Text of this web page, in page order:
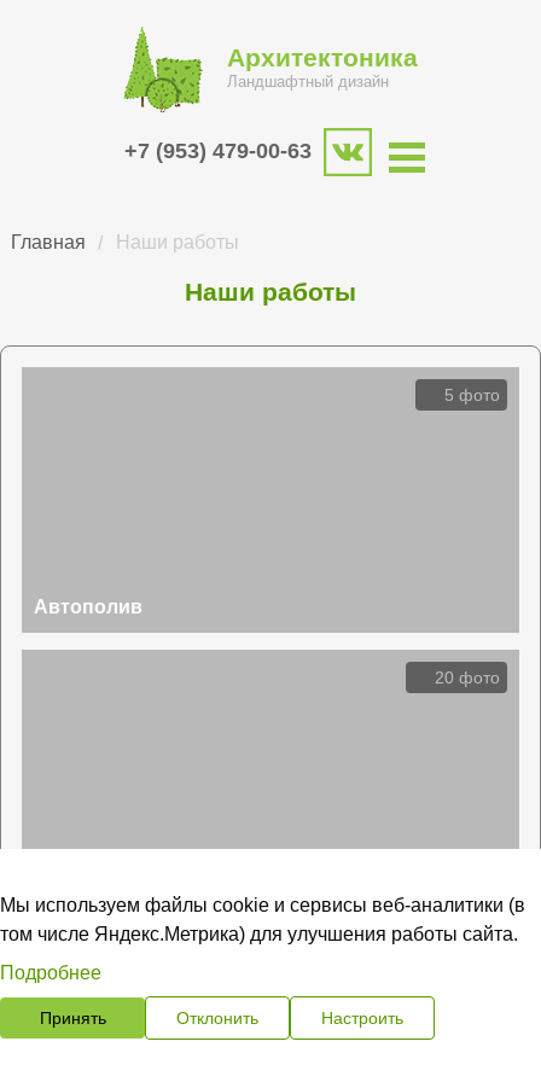
Архитектоника
Ландшафтный дизайн
+7 (953) 479-00-63
Главная Наши работы
Наши работы
5 фото
Автополив
20 фото
Мы используем файлы cookie и сервисы веб-аналитики (в
том числе Яндекс.Метрика) для улучшения работы сайта.
Подробнее
Принять Отклонить Настроить